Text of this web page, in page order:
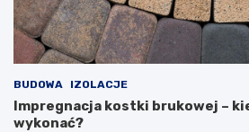
BUDOWA IZOLACJE
Impregnacja kostki brukowej –
wykonać?